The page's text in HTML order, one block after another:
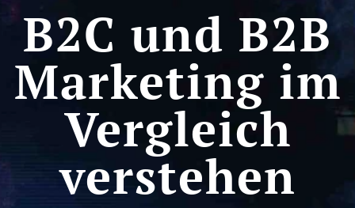
B2C und B2B
Marketing im
Vergleich
verstehen